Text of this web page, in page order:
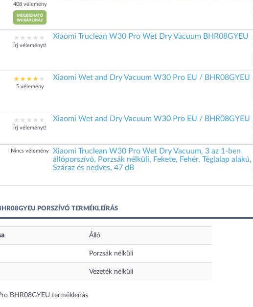
408 vélemény
Írj véleményt!
Xiaomi Truclean W30 Pro Wet Dry Vacuum BHR08GYEU
5 vélemény
Xiaomi Wet and Dry Vacuum W30 Pro EU / BHR08GYEU
Írj véleményt!
Xiaomi Wet and Dry Vacuum W30 Pro EU / BHR08GYEU
Nincs vélemény
Xiaomi Truclean W30 Pro Wet Dry Vacuum, 3 az 1-ben
állóporszívó, Porzsák nélküli, Fekete, Fehér, Téglalap alakú,
Száraz és nedves, 47 dB
PORSZÍVÓ TERMÉKLEÍRÁS
Álló
Porzsák nélküli
Vezeték nélküli
BHR08GYEU termékleírás